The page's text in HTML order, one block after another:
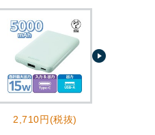
2,710円(税抜)